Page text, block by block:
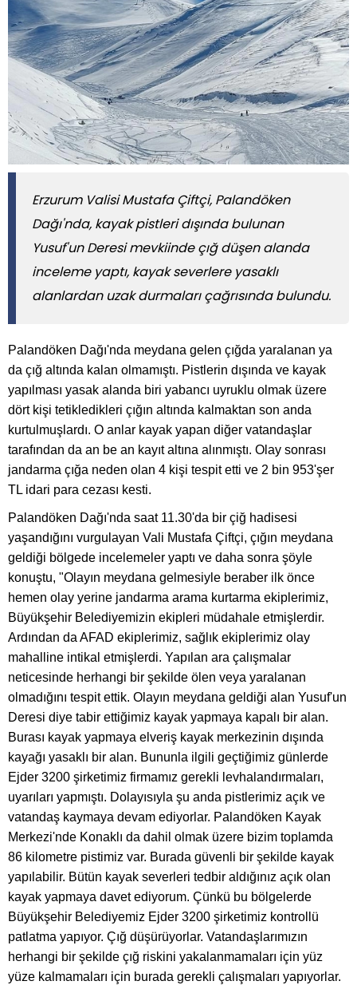
Erzurum Valisi Mustafa Çiftçi, Palandöken
Dağı'nda, kayak pistleri dışında bulunan
Yusuf'un Deresi mevkiinde çığ düşen alanda
inceleme yaptı, kayak severlere yasaklı
alanlardan uzak durmaları çağrısında bulundu.
Palandöken Dağı'nda meydana gelen çığda yaralanan ya
da çığ altında kalan olmamıştı. Pistlerin dışında ve kayak
yapılması yasak alanda biri yabancı uyruklu olmak üzere
dört kişi tetikledikleri çığın altında kalmaktan son anda
kurtulmuşlardı. O anlar kayak yapan diğer vatandaşlar
tarafından da an be an kayıt altına alınmıştı. Olay sonrası
jandarma çığa neden olan 4 kişi tespit etti ve 2 bin 953'şer
TL idari para cezası kesti.
Palandöken Dağı'nda saat 11.30'da bir çiğ hadisesi
yaşandığını vurgulayan Vali Mustafa Çiftçi, çığın meydana
geldiği bölgede incelemeler yaptı ve daha sonra şöyle
konuştu, "Olayın meydana gelmesiyle beraber ilk önce
hemen olay yerine jandarma arama kurtarma ekiplerimiz,
Büyükşehir Belediyemizin ekipleri müdahale etmişlerdir.
Ardından da AFAD ekiplerimiz, sağlık ekiplerimiz olay
mahalline intikal etmişlerdi. Yapılan ara çalışmalar
neticesinde herhangi bir şekilde ölen veya yaralanan
olmadığını tespit ettik. Olayın meydana geldiği alan Yusuf'un
Deresi diye tabir ettiğimiz kayak yapmaya kapalı bir alan.
Burası kayak yapmaya elveriş kayak merkezinin dışında
kayağı yasaklı bir alan. Bununla ilgili geçtiğimiz günlerde
Ejder 3200 şirketimiz firmamız gerekli levhalandırmaları,
uyarıları yapmıştı. Dolayısıyla şu anda pistlerimiz açık ve
vatandaş kaymaya devam ediyorlar. Palandöken Kayak
Merkezi'nde Konaklı da dahil olmak üzere bizim toplamda
86 kilometre pistimiz var. Burada güvenli bir şekilde kayak
yapılabilir. Bütün kayak severleri tedbir aldığınız açık olan
kayak yapmaya davet ediyorum. Çünkü bu bölgelerde
Büyükşehir Belediyemiz Ejder 3200 şirketimiz kontrollü
patlatma yapıyor. Çığ düşürüyorlar. Vatandaşlarımızın
herhangi bir şekilde çığ riskini yakalanmamaları için yüz
yüze kalmamaları için burada gerekli çalışmaları yapıyorlar.